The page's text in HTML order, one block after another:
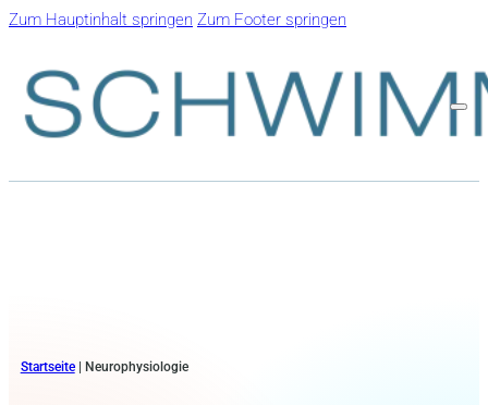
Zum Hauptinhalt springen Zum Footer springen
Startseite| Neurophysiologie